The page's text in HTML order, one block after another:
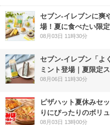
セブン‐イレブンに爽
場！夏に食べたい限
08月03日 11時30分
セブン‐イレブン「よ
ミント登場｜夏限定
08月06日 11時30分
ピザハット夏休みセ
りにぴったりのボリ
08月03日 13時00分